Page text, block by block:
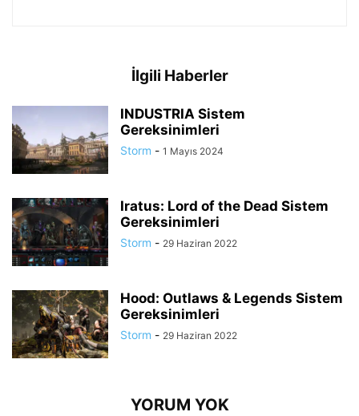
İlgili Haberler
INDUSTRIA Sistem
Gereksinimleri
Storm - 1 Mayıs 2024
Iratus: Lord of the Dead Sistem
Gereksinimleri
Storm - 29 Haziran 2022
Hood: Outlaws & Legends Sistem
Gereksinimleri
Storm - 29 Haziran 2022
YORUM YOK